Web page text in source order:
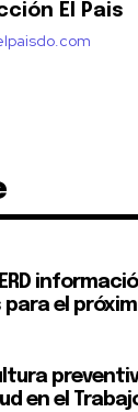
El Pais
para el
en el